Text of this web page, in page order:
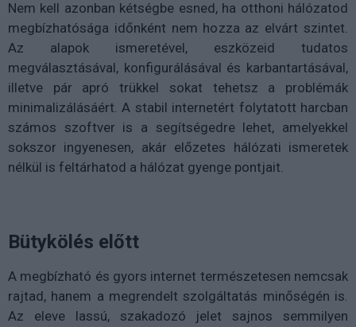
Nem kell azonban kétségbe esned, ha otthoni hálózatod
megbízhatósága időnként nem hozza az elvárt szintet.
Az alapok ismeretével, eszközeid tudatos
megválasztásával, konfigurálásával és karbantartásával,
illetve pár apró trükkel sokat tehetsz a problémák
minimalizálásáért. A stabil internetért folytatott harcban
számos szoftver is a segítségedre lehet, amelyekkel
sokszor ingyenesen, akár előzetes hálózati ismeretek
nélkül is feltárhatod a hálózat gyenge pontjait.
Bütykölés előtt
A megbízható és gyors internet természetesen nemcsak
rajtad, hanem a megrendelt szolgáltatás minőségén is.
Az eleve lassú, szakadozó jelet sajnos semmilyen